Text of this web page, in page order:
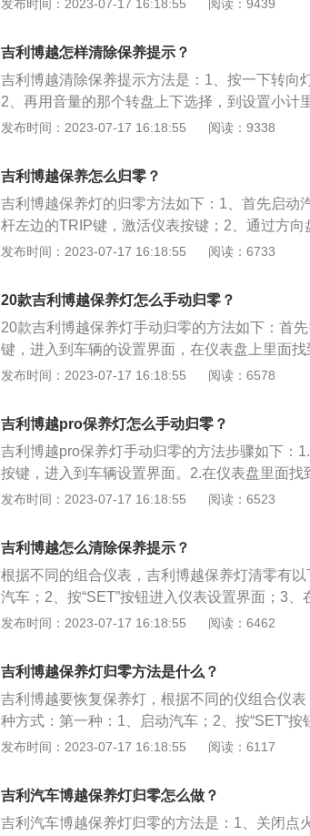
1.8T发动机最大功率为184马力，2.4L发动机最
面，与发动机匹配的是一款6速手自一体变速箱。
发布时间：2023-07-17 16:18:55 阅读：9439
吉利博越怎样清除保养提示？
吉利博越清除保养提示方法是：1、按一下转向
2、再用音量的那个转盘上下选择，到设置小计
ODE键进入子菜单，找到保养里程这个选项；4
车身尺寸长宽高分别为4519mm、1831mm、
面，吉利博越配备了ACC智能自适应巡航系统。
发布时间：2023-07-17 16:18:55 阅读：9338
吉利博越保养怎么归零？
吉利博越保养灯的归零方法如下：1、首先启动
杆左边的TRIP键，激活仪表按键；2、通过方
统；按“MODE”键进入设置系统；3、通过方向
个选项，用“左右循环”键选择“里程清零”选项，
将保养里程清零。
发布时间：2023-07-17 16:18:55 阅读：6733
20款吉利博越保养灯怎么手动归零？
20款吉利博越保养灯手动归零的方法如下：首
键，进入到车辆的设置界面，在仪表盘上里面
定的按键，就完成了车辆的保养灯归零。有关保
经到了保养的周期，需要尽快进行保养。2、手
养周期的时候，保养灯还会再次亮起。
发布时间：2023-07-17 16:18:55 阅读：6578
吉利博越pro保养灯怎么手动归零？
吉利博越pro保养灯手动归零的方法步骤如下：
按键，进入到车辆设置界面。2.在仪表盘里面
按键，即完成车辆的保养灯归零。3.保养之后，
保养周期。2.如果想要手动清除保养灯，可以把
养公里数到达到时，再把车辆开到售后或者是维
发布时间：2023-07-17 16:18:55 阅读：6523
吉利博越怎么清除保养提示？
根据不同的组合仪表，吉利博越保养灯清零有
汽车；2、按“SET”按钮进入仪表设置界面；3、
置；4、点击确认复位即可。第二种：1、启动
统；3、按“MODE”键进入设置系统；4、通过方
养里程选项；5、按“MODE”键，进入保养里程
回”和“清零”两个选项，用“左右循环”键选择“里
7、这样系统就会将保养里程清零。
发布时间：2023-07-17 16:18:55 阅读：6462
吉利博越保养灯归零方法是什么？
吉利博越要恢复保养灯，根据不同的仪组合仪
种方式：第一种：1、启动汽车；2、按“SET”
界面中找到“保养清零”设置；4、点击确认复位
音量键，切换到设置系统；3、按“MODE”键进
的“左右循环”按键，找到保养里程选项；5、按
6、此时界面中有“返回”和“清零”两个选项，用“
发布时间：2023-07-17 16:18:55 阅读：6117
吉利汽车博越保养灯归零怎么做？
吉利汽车博越保养灯归零的方法是：1、关闭点